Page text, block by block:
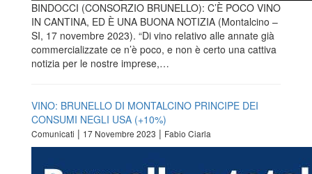
BINDOCCI (CONSORZIO BRUNELLO): C’È POCO VINO
IN CANTINA, ED È UNA BUONA NOTIZIA (Montalcino –
SI, 17 novembre 2023). “Di vino relativo alle annate già
commercializzate ce n’è poco, e non è certo una cattiva
notizia per le nostre imprese,…
VINO: BRUNELLO DI MONTALCINO PRINCIPE DEI
CONSUMI NEGLI USA (+10%)
Comunicati | 17 Novembre 2023 | Fabio Ciarla